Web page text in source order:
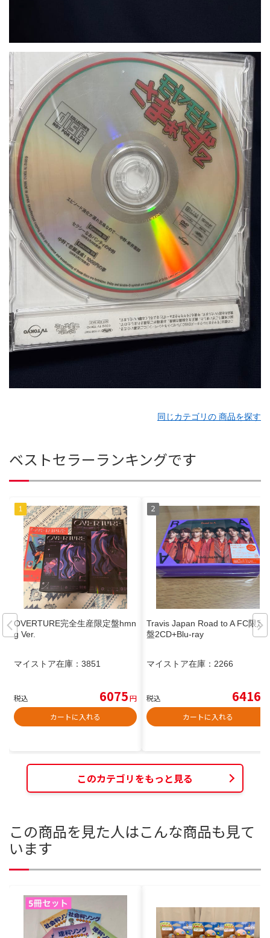
同じカテゴリの 商品を探す
ベストセラーランキングです
OVERTURE完全生産限定盤hmn
g Ver.
マイストア在庫： 3851
税込 6075円
カートに入れる
Travis Japan Road to A FC限定
盤2CD+Blu-ray
マイストア在庫： 2266
税込 6416
カートに入れる
このカテゴリをもっと見る
この商品を見た人はこんな商品も見て
います